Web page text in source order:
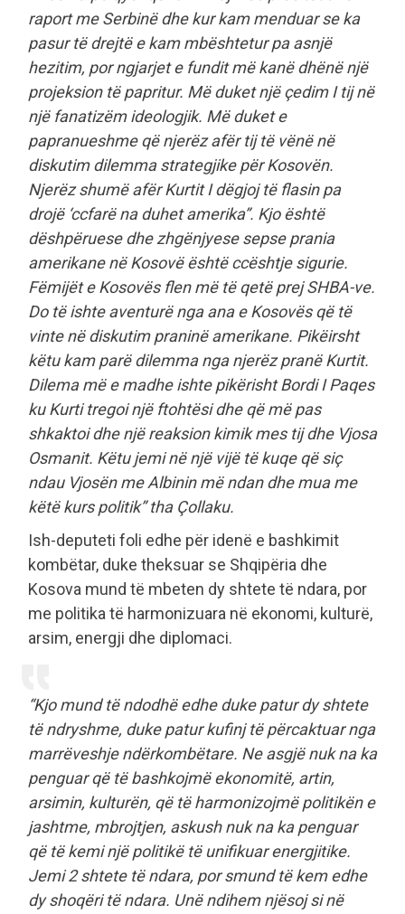
raport me Serbinë dhe kur kam menduar se ka
pasur të drejtë e kam mbështetur pa asnjë
hezitim, por ngjarjet e fundit më kanë dhënë një
projeksion të papritur. Më duket një çedim I tij në
një fanatizëm ideologjik. Më duket e
papranueshme që njerëz afër tij të vënë në
diskutim dilemma strategjike për Kosovën.
Njerëz shumë afër Kurtit I dëgjoj të flasin pa
drojë ‘ccfarë na duhet amerika”. Kjo është
dëshpëruese dhe zhgënjyese sepse prania
amerikane në Kosovë është ccështje sigurie.
Fëmijët e Kosovës flen më të qetë prej SHBA-ve.
Do të ishte aventurë nga ana e Kosovës që të
vinte në diskutim praninë amerikane. Pikëirsht
këtu kam parë dilemma nga njerëz pranë Kurtit.
Dilema më e madhe ishte pikërisht Bordi I Paqes
ku Kurti tregoi një ftohtësi dhe që më pas
shkaktoi dhe një reaksion kimik mes tij dhe Vjosa
Osmanit. Këtu jemi në një vijë të kuqe që siç
ndau Vjosën me Albinin më ndan dhe mua me
këtë kurs politik” tha Çollaku.
Ish-deputeti foli edhe për idenë e bashkimit
kombëtar, duke theksuar se Shqipëria dhe
Kosova mund të mbeten dy shtete të ndara, por
me politika të harmonizuara në ekonomi, kulturë,
arsim, energji dhe diplomaci.
“Kjo mund të ndodhë edhe duke patur dy shtete
të ndryshme, duke patur kufinj të përcaktuar nga
marrëveshje ndërkombëtare. Ne asgjë nuk na ka
penguar që të bashkojmë ekonomitë, artin,
arsimin, kulturën, që të harmonizojmë politikën e
jashtme, mbrojtjen, askush nuk na ka penguar
që të kemi një politikë të unifikuar energjitike.
Jemi 2 shtete të ndara, por smund të kem edhe
dy shoqëri të ndara. Unë ndihem njësoj si në